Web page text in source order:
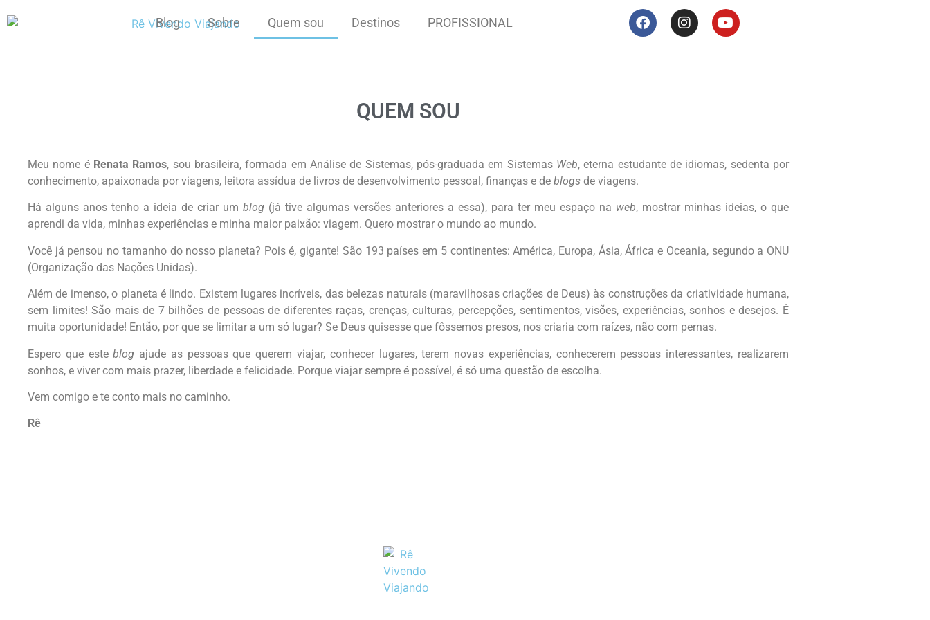
Blog Sobre Quem sou Destinos PROFISSIONAL
QUEM SOU
Meu nome é Renata Ramos, sou brasileira, formada em Análise de Sistemas, pós-graduada em Sistemas Web, eterna estudante de idiomas, sedenta por
conhecimento, apaixonada por viagens, leitora assídua de livros de desenvolvimento pessoal, finanças e de blogs de viagens.
Há alguns anos tenho a ideia de criar um blog (já tive algumas versões anteriores a essa), para ter meu espaço na web, mostrar minhas ideias, o que
aprendi da vida, minhas experiências e minha maior paixão: viagem. Quero mostrar o mundo ao mundo.
Você já pensou no tamanho do nosso planeta? Pois é, gigante! São 193 países em 5 continentes: América, Europa, Ásia, África e Oceania, segundo a ONU
(Organização das Nações Unidas).
Além de imenso, o planeta é lindo. Existem lugares incríveis, das belezas naturais (maravilhosas criações de Deus) às construções da criatividade humana,
sem limites! São mais de 7 bilhões de pessoas de diferentes raças, crenças, culturas, percepções, sentimentos, visões, experiências, sonhos e desejos. É
muita oportunidade! Então, por que se limitar a um só lugar? Se Deus quisesse que fôssemos presos, nos criaria com raízes, não com pernas.
Espero que esteblog ajude as pessoas que querem viajar, conhecer lugares, terem novas experiências, conhecerem pessoas interessantes, realizarem
sonhos, e viver com mais prazer, liberdade e felicidade. Porque viajar sempre é possível, é só uma questão de escolha.
Vem comigo e te conto mais no caminho.
Rê